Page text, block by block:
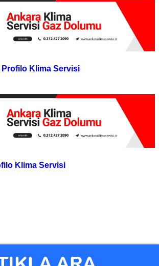
Klima Servisi
Klima Servisi
2010 - 2025 I Tasarım